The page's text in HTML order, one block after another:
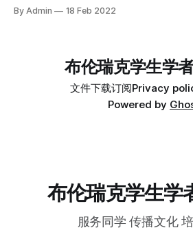
在多个学期之间的摄影比赛、早起打卡
持，自律变成了我们的标签。相信参与
谢大家21天的陪伴。希望同学们在日后
为生活的常态，不断自我完善，不断进
资。以下是各个分发点的具体情况： ●猴山宿舍及周边地区
名并领取了春节包。愿我们继续努力共克时艰。
代表布伦瑞克地区学生和华人向祖国、
总领事馆以及万千关心我们和帮助我们
By Admin 18 Feb 2022
布伦瑞克学生学
文件下载订阅Privacy
Powered by
布伦瑞克学生学
服务同学 传播文化